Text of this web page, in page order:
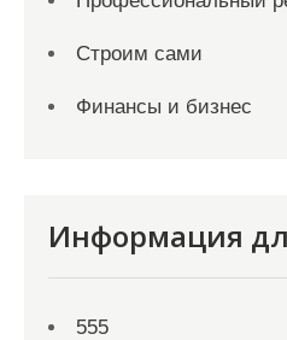
Строим сами
Финансы и бизнес
Информация
555